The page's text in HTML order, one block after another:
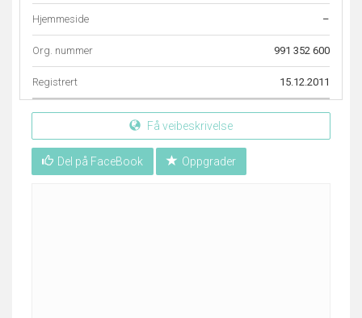
Hjemmeside –
Org. nummer 991 352 600
Registrert 15.12.2011
Få veibeskrivelse
Del på FaceBook Oppgrader